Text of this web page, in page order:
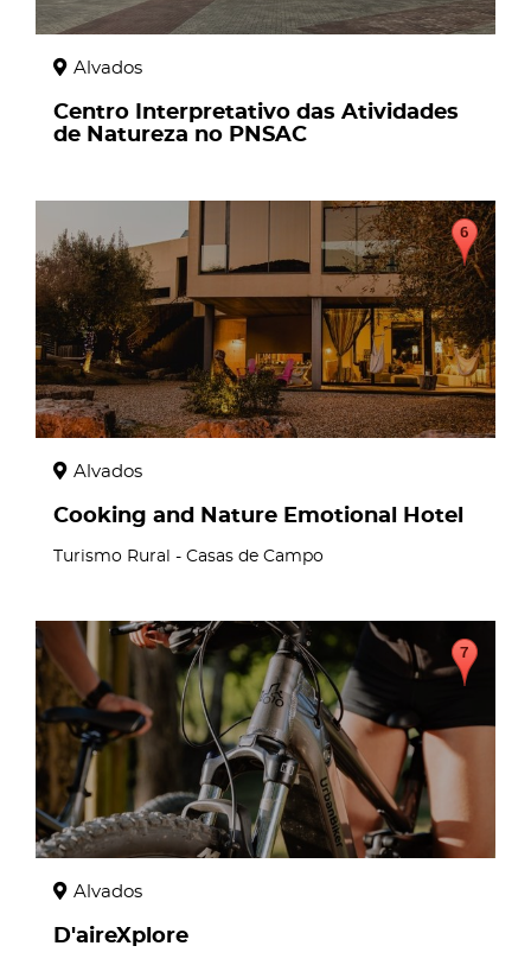
Alvados
Centro Interpretativo das Atividades
de Natureza no PNSAC
Alvados
Cooking and Nature Emotional Hotel
Turismo Rural - Casas de Campo
page
Alvados
D'aireXplore